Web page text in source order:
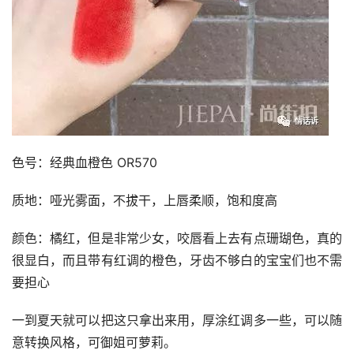
色号：经典血橙色 OR570
质地：哑光雾面，不拔干，上唇柔顺，饱和度高
颜色：橘红，但是非常少女，咬唇看上去有点珊瑚色，真的
很显白，而且带有红调的橙色，牙齿不够白的宝宝们也不需
要担心
一到夏天就可以把这只拿出来用，厚涂红调多一些，可以随
意转换风格，可御姐可萝莉。